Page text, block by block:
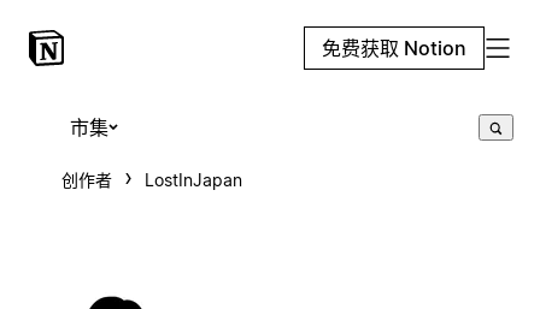
免费获取 Notion
市集
创作者 LostInJapan